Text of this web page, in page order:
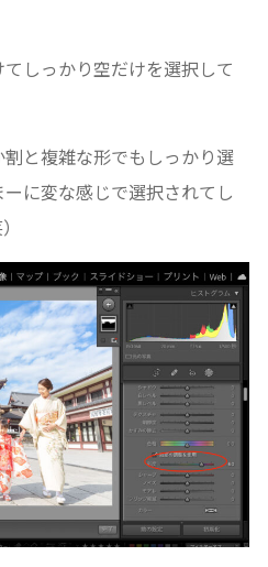
しっかり空だけを選択して
と複雑な形でもしっかり選
に変な感じで選択されてし